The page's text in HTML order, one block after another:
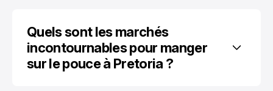
Quels sont les marchés
incontournables pour manger
sur le pouce à Pretoria ?